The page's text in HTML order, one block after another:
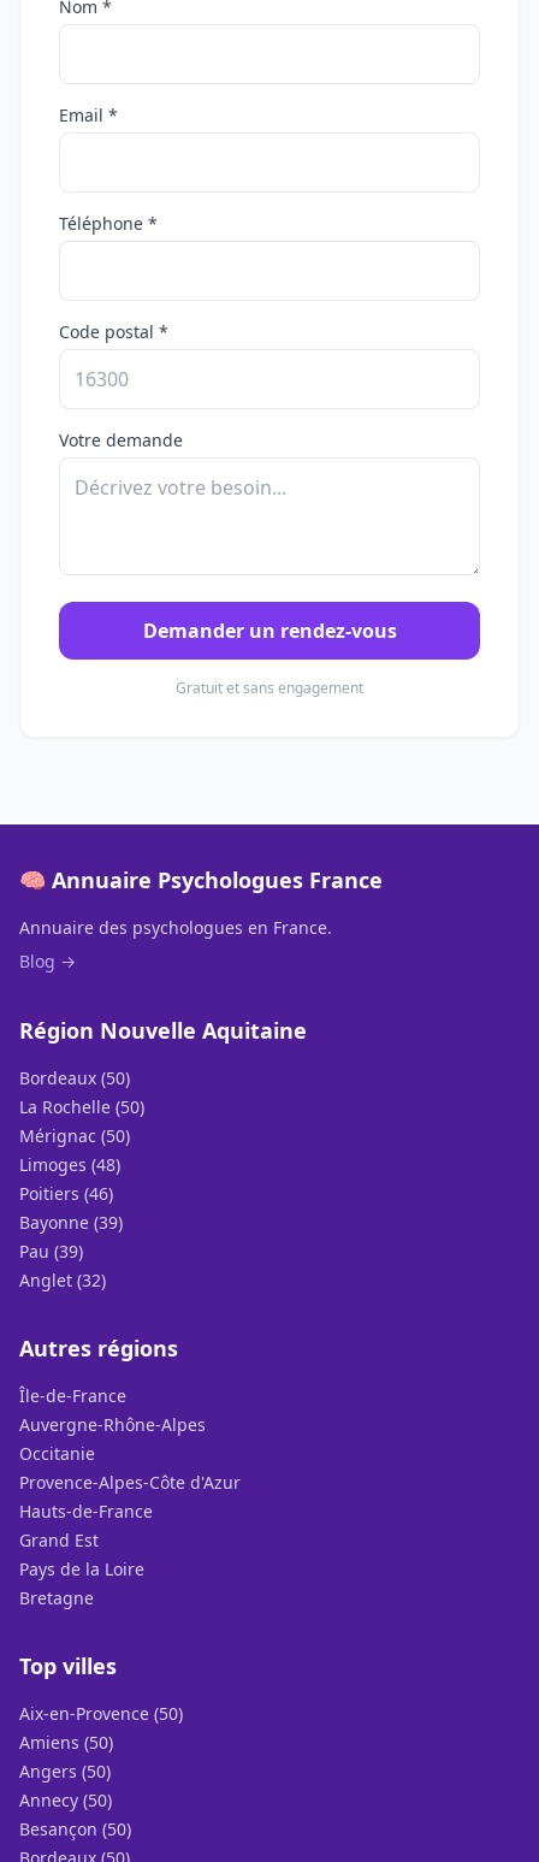
Nom *
Email *
Téléphone *
Code postal *
Votre demande
Demander un rendez-vous
Gratuit et sans engagement
🧠 Annuaire Psychologues France
Annuaire des psychologues en France.
Blog →
Région Nouvelle Aquitaine
Bordeaux (50)
La Rochelle (50)
Mérignac (50)
Limoges (48)
Poitiers (46)
Bayonne (39)
Pau (39)
Anglet (32)
Autres régions
Île-de-France
Auvergne-Rhône-Alpes
Occitanie
Provence-Alpes-Côte d'Azur
Hauts-de-France
Grand Est
Pays de la Loire
Bretagne
Top villes
Aix-en-Provence (50)
Amiens (50)
Angers (50)
Annecy (50)
Besançon (50)